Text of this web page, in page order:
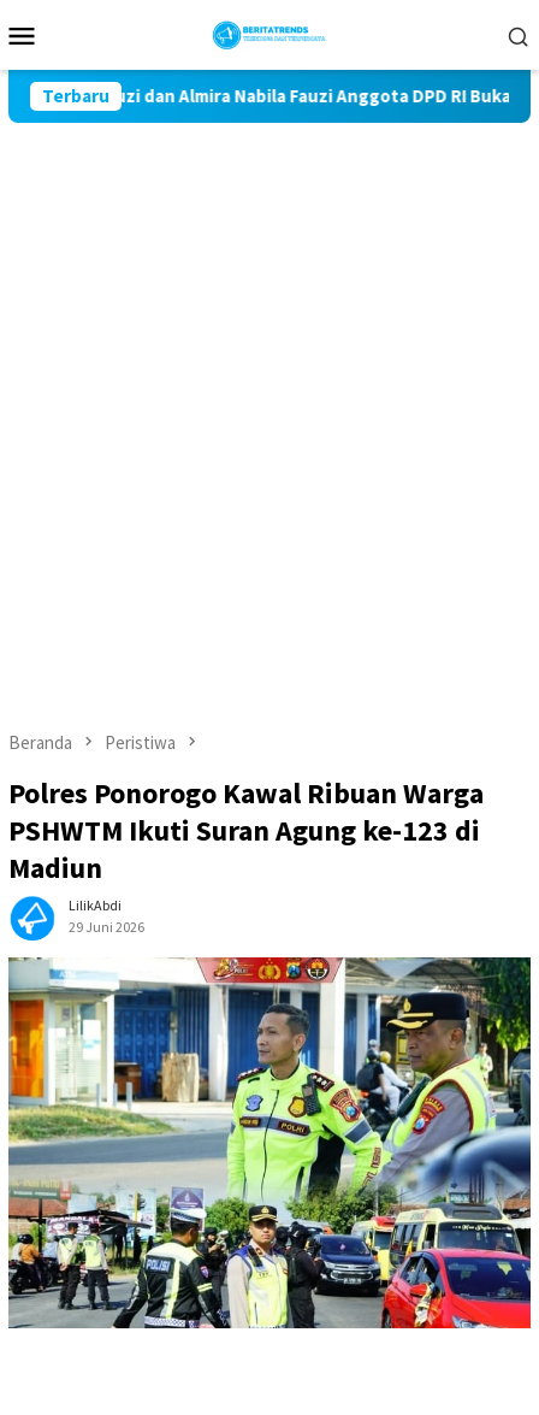
ke
Mobile
Terbaru
dan Almira Nabila Fauzi Anggota DPD RI Buka
Beranda Peristiwa
Polres Ponorogo Kawal Ribuan Warga
PSHWTM Ikuti Suran Agung ke-123 di
Madiun
LilikAbdi
29 Juni 2026